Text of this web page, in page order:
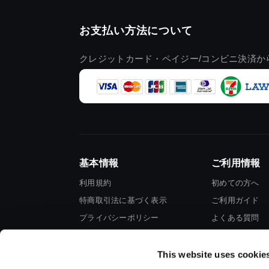
This website uses
お支払い方法について
クレジットカード・ペイジー/コンビニ決済
基本情報
利用規約
特商取引法に基づく表示
プライバシーポリシー
ご利用情報
初めての方へ
ご利用ガイド
よくある質問